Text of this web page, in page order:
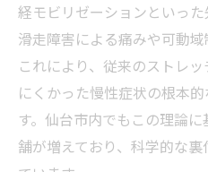
経モビリゼーションといっ
滑走障害による痛みや可動域
これにより、従来のストレ
にくかった慢性症状の根本
す。仙台市内でもこの理論
舗が増えており、科学的な